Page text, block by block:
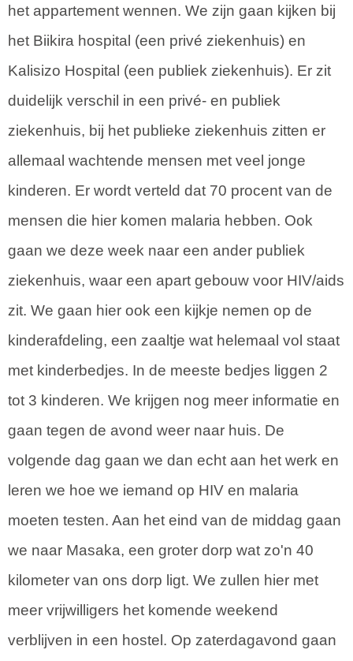
het appartement wennen. We zijn gaan kijken bij
het Biikira hospital (een privé ziekenhuis) en
Kalisizo Hospital (een publiek ziekenhuis). Er zit
duidelijk verschil in een privé- en publiek
ziekenhuis, bij het publieke ziekenhuis zitten er
allemaal wachtende mensen met veel jonge
kinderen. Er wordt verteld dat 70 procent van de
mensen die hier komen malaria hebben. Ook
gaan we deze week naar een ander publiek
ziekenhuis, waar een apart gebouw voor HIV/aids
zit. We gaan hier ook een kijkje nemen op de
kinderafdeling, een zaaltje wat helemaal vol staat
met kinderbedjes. In de meeste bedjes liggen 2
tot 3 kinderen. We krijgen nog meer informatie en
gaan tegen de avond weer naar huis. De
volgende dag gaan we dan echt aan het werk en
leren we hoe we iemand op HIV en malaria
moeten testen. Aan het eind van de middag gaan
we naar Masaka, een groter dorp wat zo'n 40
kilometer van ons dorp ligt. We zullen hier met
meer vrijwilligers het komende weekend
verblijven in een hostel. Op zaterdagavond gaan